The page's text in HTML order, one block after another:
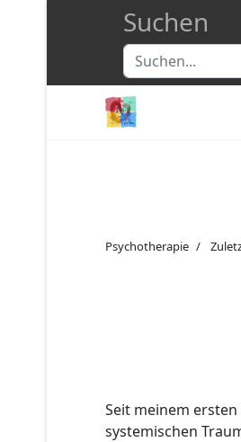
Suchen
Suchen...
Psychotherapie
Seit meinem
systemischen